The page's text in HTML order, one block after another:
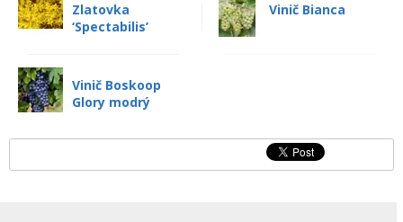
Zlatovka
‘Spectabilis’
Vinič Bianca
Vinič Boskoop
Glory modrý